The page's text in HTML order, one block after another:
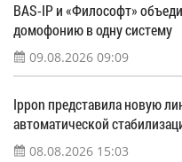
BAS-IP и «Философт»
домофонию в одну систему
09.08.2026 09:09
Ippon представила новую
автоматической
08.08.2026 15:03